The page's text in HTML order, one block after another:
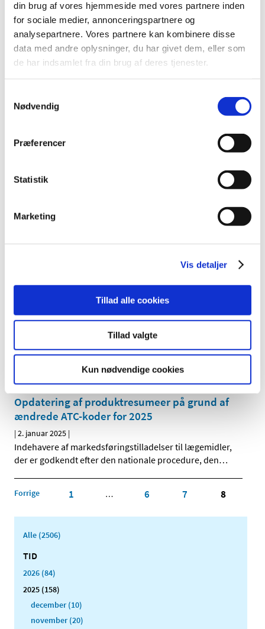
din brug af vores hjemmeside med vores partnere inden
for sociale medier, annonceringspartnere og
analysepartnere. Vores partnere kan kombinere disse
data med andre oplysninger, du har givet dem, eller som
de har indsamlet fra din brug af deres tjenester.
Nødvendig
Præferencer
Statistik
Marketing
Vis detaljer
Tillad alle cookies
Tillad valgte
Kun nødvendige cookies
Opfordring til ansøgninger om
markedsføringstilladelse for kritiske
lægemidler
ansøge om markedsføringstilladelse for udvalgte
Lægemiddelstyrelsen har et øget fokus på
Metoprololsuccinat 25 mg; tilladelse til
udlevering af udenlandske pakninger – ikke
Tilladelser til ordination og udlevering af udenlandske
En milepæl i arbejdet med at reducere brugen
af forsøgsdyr i lægemiddelindustrien
Den Europæiske Farmakopékommission har godkendt at
fjerne testen for såkaldte pyrogener (giftstoffer fra
Opdatering af produktresumeer på grund af
ændrede ATC-koder for 2025
| 2. januar 2025 |
Indehavere af markedsføringstilladelser til lægemidler,
der er godkendt efter den nationale procedure, den…
Forrige 1 … 6 7 8
Alle (2506)
TID
2026 (84)
2025 (158)
december (10)
november (20)